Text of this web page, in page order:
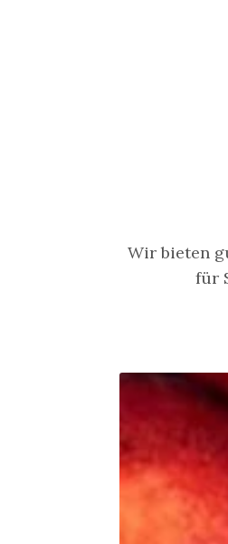
Wir bieten
für